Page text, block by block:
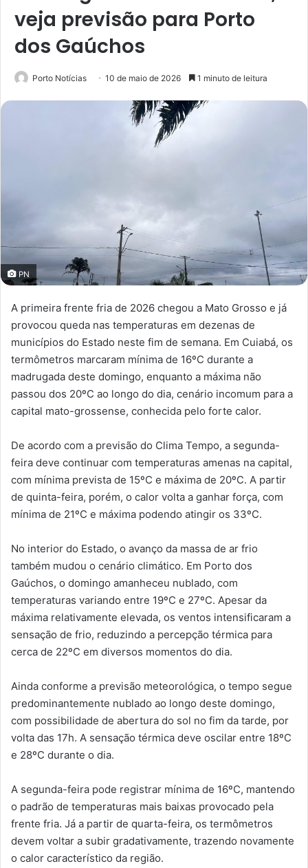
veja previsão para Porto
dos Gaúchos
Porto Notícias 10 de maio de 2026 1 minuto de leitura
PN
A primeira frente fria de 2026 chegou a Mato Grosso e já
provocou queda nas temperaturas em dezenas de
municípios do Estado neste fim de semana. Em Cuiabá, os
termômetros marcaram mínima de 16ºC durante a
madrugada deste domingo, enquanto a máxima não
passou dos 20ºC ao longo do dia, cenário incomum para a
capital mato-grossense, conhecida pelo forte calor.
De acordo com a previsão do Clima Tempo, a segunda-
feira deve continuar com temperaturas amenas na capital,
com mínima prevista de 15ºC e máxima de 20ºC. A partir
de quinta-feira, porém, o calor volta a ganhar força, com
mínima de 21ºC e máxima podendo atingir os 33ºC.
No interior do Estado, o avanço da massa de ar frio
também mudou o cenário climático. Em Porto dos
Gaúchos, o domingo amanheceu nublado, com
temperaturas variando entre 19ºC e 27ºC. Apesar da
máxima relativamente elevada, os ventos intensificaram a
sensação de frio, reduzindo a percepção térmica para
cerca de 22ºC em diversos momentos do dia.
Ainda conforme a previsão meteorológica, o tempo segue
predominantemente nublado ao longo deste domingo,
com possibilidade de abertura do sol no fim da tarde, por
volta das 17h. A sensação térmica deve oscilar entre 18ºC
e 28ºC durante o dia.
A segunda-feira pode registrar mínima de 16ºC, mantendo
o padrão de temperaturas mais baixas provocado pela
frente fria. Já a partir de quarta-feira, os termômetros
devem voltar a subir gradativamente, trazendo novamente
o calor característico da região.